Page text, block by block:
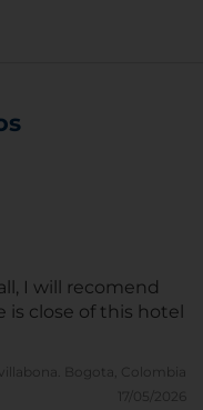
I will recomend
is close of this hotel
Bogota, Colombia
17/05/2026